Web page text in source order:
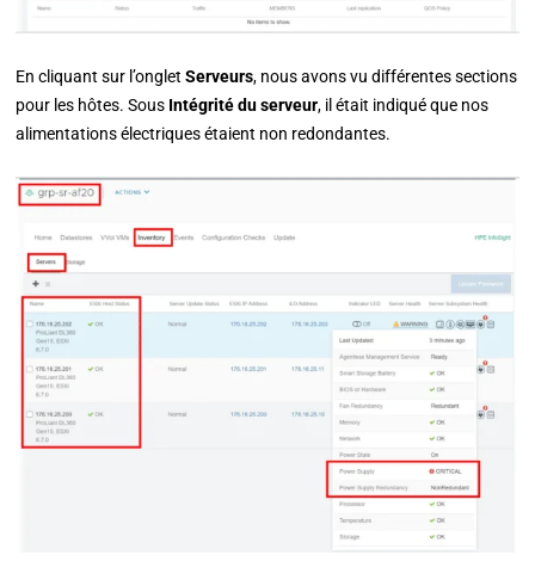
En cliquant sur l’ongletServeurs, nous avons vu différentes sections
pour les hôtes. Sous Intégrité du serveur, il était indiqué que nos
alimentations électriques étaient non redondantes.